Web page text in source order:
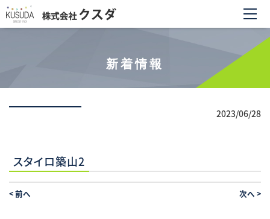
新着情報
2023/06/28
スタイロ築山2
<前へ 次へ >